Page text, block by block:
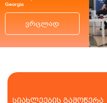
Georgia
ვრცლად
სიახლეების გამოწერა